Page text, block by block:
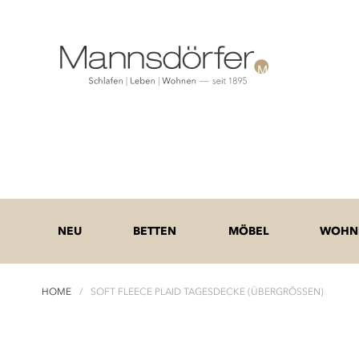
NEU BETTEN MÖBEL
HOME SOFT FLEECE PLAID TAGESDECKE (ÜBERGRÖSSEN)